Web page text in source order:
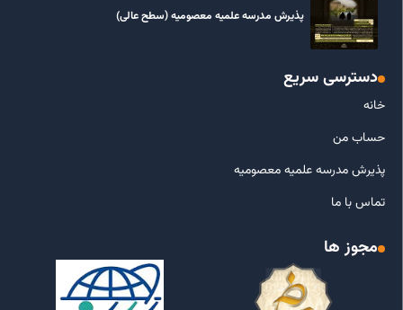
پذیرش مدرسه علمیه معصومیه‌ (سطح عالی)
دسترسی سریع
خانه
حساب من
پذیرش مدرسه علمیه معصومیه
تماس با ما
مجوز ها